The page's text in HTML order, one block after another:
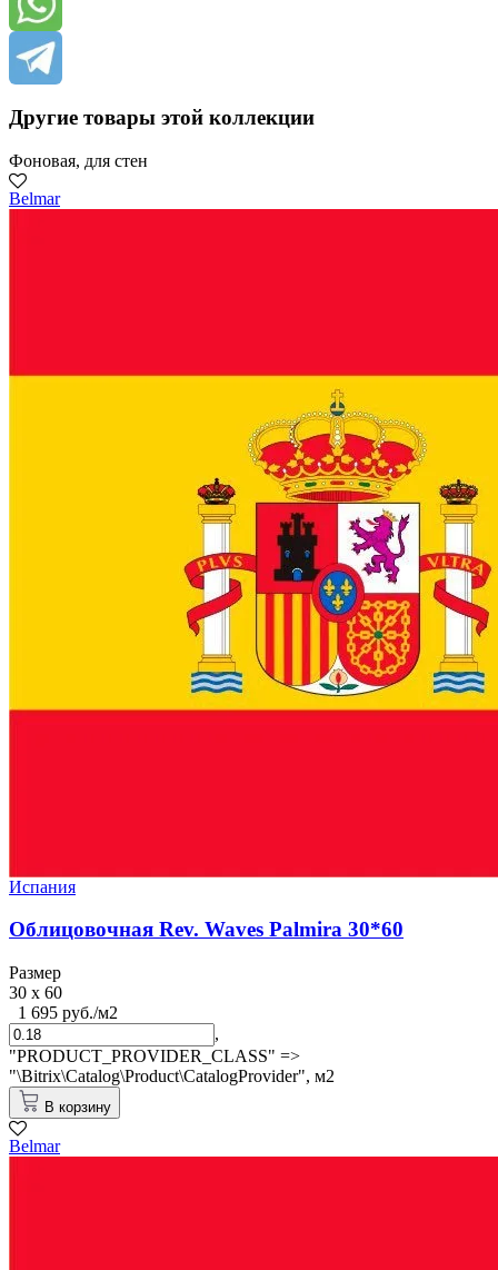
Другие товары этой коллекции
Фоновая, для стен
Belmar
Испания
Облицовочная Rev. Waves Palmira 30*60
Размер
30 x 60
1 695 руб./м2
,
"PRODUCT_PROVIDER_CLASS" =>
"\Bitrix\Catalog\Product\CatalogProvider", м2
В корзину
Belmar